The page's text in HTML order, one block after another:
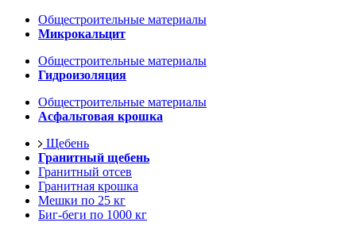
Общестроительные материалы
Микрокальцит
Общестроительные материалы
Гидроизоляция
Общестроительные материалы
Асфальтовая крошка
Щебень
Гранитный щебень
Гранитный отсев
Гранитная крошка
Мешки по 25 кг
Биг-беги по 1000 кг